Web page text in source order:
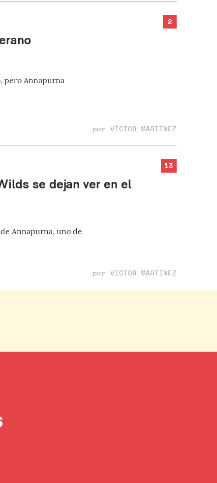
2
pero Annapurna
por VÍCTOR MARTÍNEZ
13
se dejan ver en el
Annapurna, uno de
por VÍCTOR MARTÍNEZ